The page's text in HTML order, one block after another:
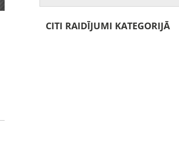
CITI RAIDĪJUMI KATEGORIJĀ